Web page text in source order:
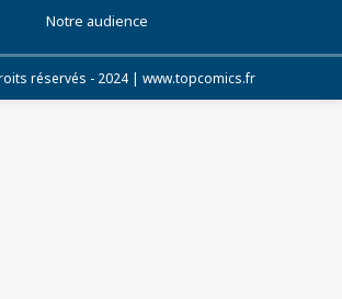
Notre audience
réservés - 2024 | www.topcomics.fr